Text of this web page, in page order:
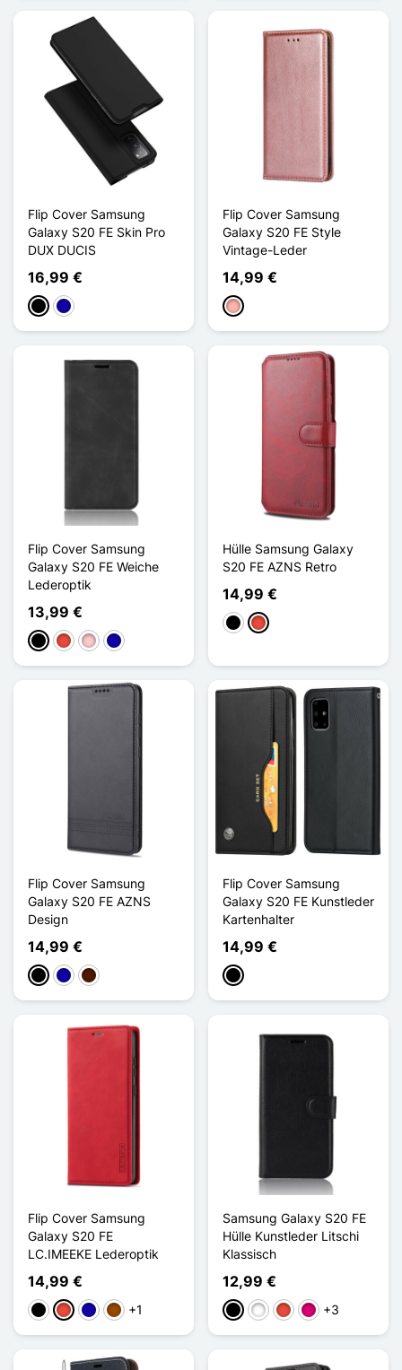
Flip Cover Samsung
Galaxy S20 FE Skin Pro
DUX DUCIS
16,99 €
SchwarzDunkelblau
Flip Cover Samsung
Galaxy S20 FE Style
Vintage-Leder
14,99 €
Roségold
Flip Cover Samsung
Galaxy S20 FE Weiche
Lederoptik
13,99 €
Schwarz
Rot PinkDunkelblau
Hülle Samsung Galaxy
S20 FE AZNS Retro
14,99 €
Schwarz
Rot
Flip Cover Samsung
Galaxy S20 FE AZNS
Design
14,99 €
SchwarzDunkelblau
Dunkelbraun
Flip Cover Samsung
Galaxy S20 FE Kunstleder
Kartenhalter
14,99 €
Schwarz
Flip Cover Samsung
Galaxy S20 FE
LC.IMEEKE Lederoptik
14,99 €
Schwarz
Rot Dunkelblau
Braun
+1
Samsung Galaxy S20 FE
Hülle Kunstleder Litschi
Klassisch
12,99 €
Schwarz
WeißRot Magenta
+3